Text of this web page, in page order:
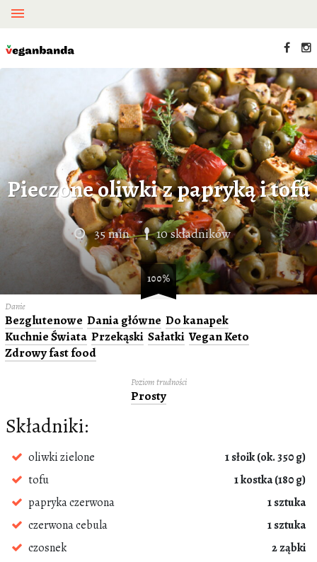
Pieczone oliwki z papryką i tofu
35 min 10 składników
100%
Danie
Bezglutenowe Dania główne Do kanapek
Kuchnie Świata Przekąski Sałatki Vegan Keto
Zdrowy fast food
Poziom trudności
Prosty
Składniki:
oliwki zielone
1 słoik (ok. 350 g)
tofu
1 kostka (180 g)
papryka czerwona
1 sztuka
czerwona cebula
1 sztuka
czosnek
2 ząbki